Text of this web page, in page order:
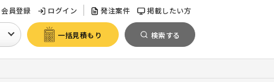
会員登録 ログイン 発注案件 掲載したい方
一括見積もり 検索する